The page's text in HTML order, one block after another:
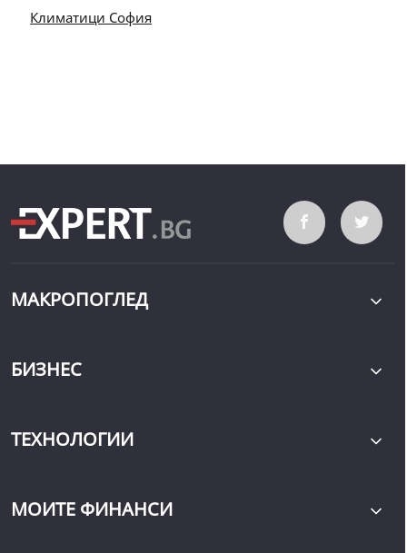
Климатици София
МАКРОПОГЛЕД
БИЗНЕС
ТЕХНОЛОГИИ
МОИТЕ ФИНАНСИ